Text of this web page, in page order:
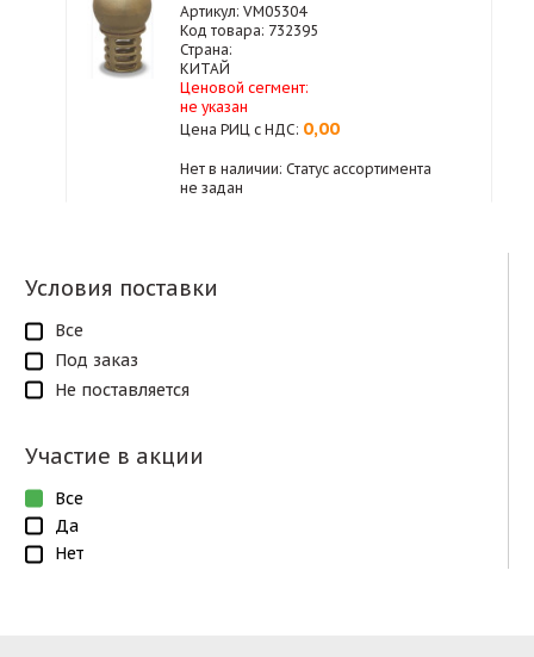
Условия поставки
Все
Под заказ
Не поставляется
Участие в акции
Все
Да
Нет
Артикул: VM05304
Код товара: 732395
Страна:
КИТАЙ
Ценовой сегмент:
не указан
Цена РИЦ с НДС: 0,00
Нет в наличии: Статус ассортимента
не задан